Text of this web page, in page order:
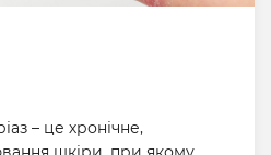
– це хронічне,